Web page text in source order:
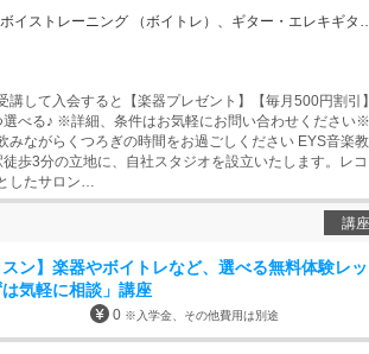
ニング （ボイトレ）、ギター・エレキギター、バイオリン、ウクレレ、ベース、チェロ、ウッドベース、ビ…
講して入会すると【楽器プレゼント】【毎月500円割引
選べる♪ ※詳細、条件はお気軽にお問い合わせください
みながらくつろぎの時間をお過ごしください EYS音楽
徒歩3分の立地に、自社スタジオを設立いたします。レ
したサロン…
講
スン】楽器やボイトレなど、選べる無料体験レ
気軽に相談」講座
0 ※入学金、その他費用は別途